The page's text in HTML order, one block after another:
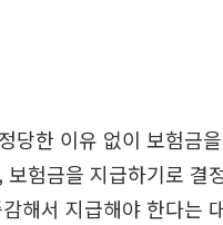
당한 이유 없이 보험금
보험금을 지급하기로 결
해서 지급해야 한다는